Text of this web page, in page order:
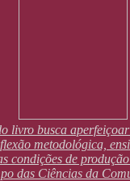
livro busca
metodológica,
condições de
das Ciências da